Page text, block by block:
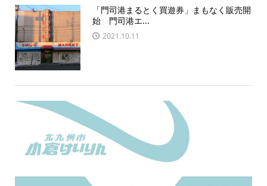
「門司港まるとく買遊券」まもなく販売開
始 門司港エ...
2021.10.11